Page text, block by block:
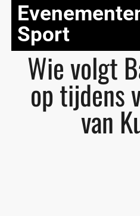
Sport
Wie volgt
op tijdens
van